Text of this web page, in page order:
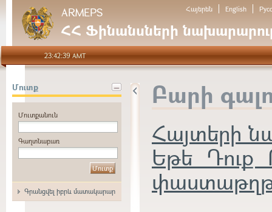
ARMEPS
ՀՀ Ֆինանսների
Հայերեն English
23:42:39 AMT
Մուտք
Մուտքանուն
Գաղտնաբառ
Գրանցվել իբրև մատակարար
Բարի
Հայտերի
Եթե Դուք